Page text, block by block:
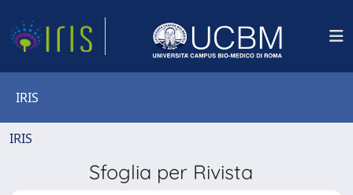
IRIS
IRIS
Sfoglia per Rivista